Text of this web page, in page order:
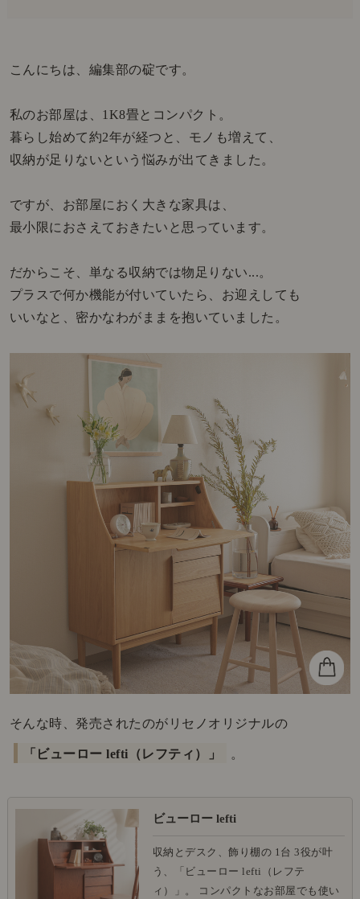
こんにちは、編集部の碇です。
私のお部屋は、1K8畳とコンパクト。
暮らし始めて約2年が経つと、モノも増えて、
収納が足りないという悩みが出てきました。
ですが、お部屋におく大きな家具は、
最小限におさえておきたいと思っています。
だからこそ、単なる収納では物足りない...。
プラスで何か機能が付いていたら、お迎えしても
いいなと、密かなわがままを抱いていました。
そんな時、発売されたのがリセノオリジナルの
「ビューロー lefti（レフティ）」 。
ビューロー lefti
収納とデスク、飾り棚の 1台 3役が叶
う、「ビューロー lefti（レフテ
ィ）」。 コンパクトなお部屋でも使い